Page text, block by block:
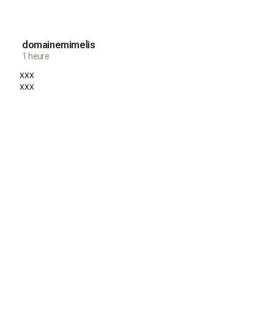
domainemimelis
1 heure
xxx
xxx